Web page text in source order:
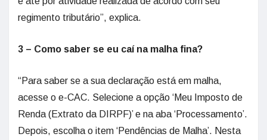
regimento tributário”, explica.
3 – Como saber se eu caí na malha fina?
“Para saber se a sua declaração está em malha,
acesse o e-CAC. Selecione a opção ‘Meu Imposto de
Renda (Extrato da DIRPF)’ e na aba ‘Processamento’.
Depois, escolha o item ‘Pendências de Malha’. Nesta